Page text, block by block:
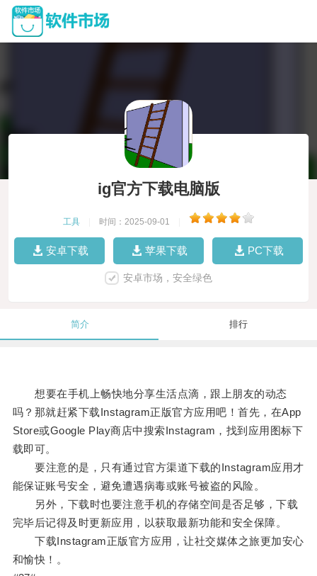
ig官方下载电脑版
工具 时间：2025-09-01
安卓下载 苹果下载 PC下载
安卓市场，安全绿色
简介 排行
想要在手机上畅快地分享生活点滴，跟上朋友的动态
吗？那就赶紧下载Instagram正版官方应用吧！首先，在App
Store或Google Play商店中搜索Instagram，找到应用图标下
载即可。
要注意的是，只有通过官方渠道下载的Instagram应用才
能保证账号安全，避免遭遇病毒或账号被盗的风险。
另外，下载时也要注意手机的存储空间是否足够，下载
完毕后记得及时更新应用，以获取最新功能和安全保障。
下载Instagram正版官方应用，让社交媒体之旅更加安心
和愉快！。